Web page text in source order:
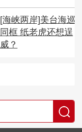
[海峡两岸]美台海巡
同框 纸老虎还想逞
威？